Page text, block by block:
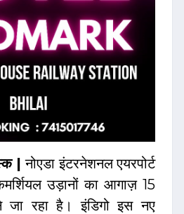
|नोएडा इंटरनेशनल एयरपोर्ट
उड़ानों का आगाज़ 15
रहा है। इंडिगो इस नए